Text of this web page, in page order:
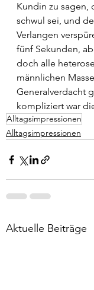
Kundin zu sagen,
schwul sei, und
Verlangen
fünf Sekunden,
doch alle
männlichen
Generalverdacht
kompliziert war
Alltagsimpressionen
Alltagsimpressionen
Aktuelle Beiträge